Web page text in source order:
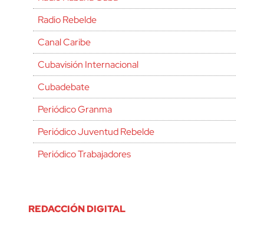
Radio Rebelde
Canal Caribe
Cubavisión Internacional
Cubadebate
Periódico Granma
Periódico Juventud Rebelde
Periódico Trabajadores
REDACCIÓN DIGITAL